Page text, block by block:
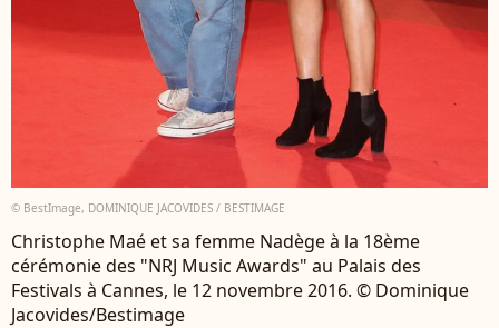
© BestImage, DOMINIQUE JACOVIDES / BESTIMAGE
Christophe Maé et sa femme Nadège à la 18ème
cérémonie des "NRJ Music Awards" au Palais des
Festivals à Cannes, le 12 novembre 2016. © Dominique
Jacovides/Bestimage